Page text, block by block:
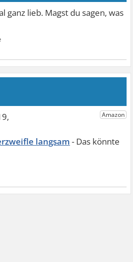
ganz lieb. Magst du sagen, was
langsam